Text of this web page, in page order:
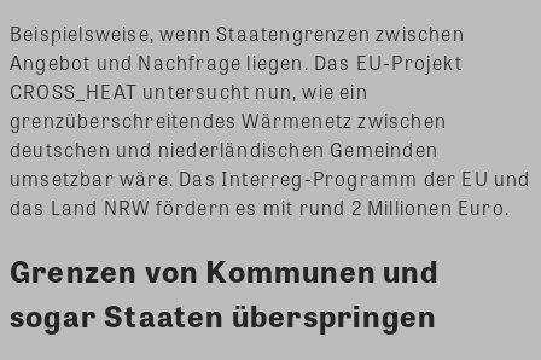
Beispielsweise, wenn Staatengrenzen zwischen
Angebot und Nachfrage liegen. Das EU-Projekt
CROSS_HEAT untersucht nun, wie ein
grenzüberschreitendes Wärmenetz zwischen
deutschen und niederländischen Gemeinden
umsetzbar wäre. Das Interreg-Programm der EU und
das Land NRW fördern es mit rund 2 Millionen Euro.
Grenzen von Kommunen und
sogar Staaten überspringen